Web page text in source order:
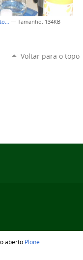
— Tamanho: 134KB
Voltar para o topo
aberto Plone